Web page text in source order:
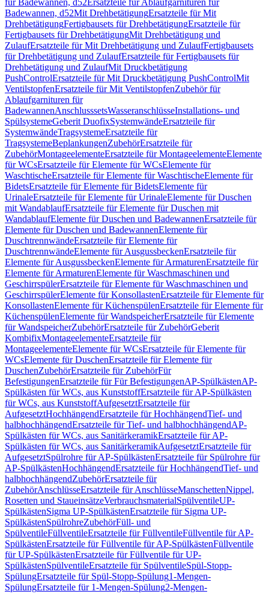
für Badewannen, d52Ersatzteile für Ablaufgarnituren für
Badewannen, d52Mit DrehbetätigungErsatzteile für Mit
DrehbetätigungFertigbausets für DrehbetätigungErsatzteile für
Fertigbausets für DrehbetätigungMit Drehbetätigung und
ZulaufErsatzteile für Mit Drehbetätigung und ZulaufFertigbausets
für Drehbetätigung und ZulaufErsatzteile für Fertigbausets für
Drehbetätigung und ZulaufMit Druckbetätigung
PushControlErsatzteile für Mit Druckbetätigung PushControlMit
VentilstopfenErsatzteile für Mit VentilstopfenZubehör für
Ablaufgarnituren für
BadewannenAnschlusssetsWasseranschlüsseInstallations- und
SpülsystemeGeberit DuofixSystemwändeErsatzteile für
SystemwändeTragsystemeErsatzteile für
TragsystemeBeplankungenZubehörErsatzteile für
ZubehörMontageelementeErsatzteile für MontageelementeElemente
für WCsErsatzteile für Elemente für WCsElemente für
WaschtischeErsatzteile für Elemente für WaschtischeElemente für
BidetsErsatzteile für Elemente für BidetsElemente für
UrinaleErsatzteile für Elemente für UrinaleElemente für Duschen
mit WandablaufErsatzteile für Elemente für Duschen mit
WandablaufElemente für Duschen und BadewannenErsatzteile für
Elemente für Duschen und BadewannenElemente für
DuschtrennwändeErsatzteile für Elemente für
DuschtrennwändeElemente für AusgussbeckenErsatzteile für
Elemente für AusgussbeckenElemente für ArmaturenErsatzteile für
Elemente für ArmaturenElemente für Waschmaschinen und
GeschirrspülerErsatzteile für Elemente für Waschmaschinen und
GeschirrspülerElemente für KonsollastenErsatzteile für Elemente für
KonsollastenElemente für KüchenspülenErsatzteile für Elemente für
KüchenspülenElemente für WandspeicherErsatzteile für Elemente
für WandspeicherZubehörErsatzteile für ZubehörGeberit
KombifixMontageelementeErsatzteile für
MontageelementeElemente für WCsErsatzteile für Elemente für
WCsElemente für DuschenErsatzteile für Elemente für
DuschenZubehörErsatzteile für ZubehörFür
BefestigungenErsatzteile für Für BefestigungenAP-SpülkästenAP-
Spülkästen für WCs, aus KunststoffErsatzteile für AP-Spülkästen
für WCs, aus KunststoffAufgesetztErsatzteile für
AufgesetztHochhängendErsatzteile für HochhängendTief- und
halbhochhängendErsatzteile für Tief- und halbhochhängendAP-
Spülkästen für WCs, aus SanitärkeramikErsatzteile für AP-
Spülkästen für WCs, aus SanitärkeramikAufgesetztErsatzteile für
AufgesetztSpülrohre für AP-SpülkästenErsatzteile für Spülrohre für
AP-SpülkästenHochhängendErsatzteile für HochhängendTief- und
halbhochhängendZubehörErsatzteile für
ZubehörAnschlüsseErsatzteile für AnschlüsseManschettenNippel,
Rosetten und StaueinsätzeVerbrauchsmaterialSpülventileUP-
SpülkästenSigma UP-SpülkästenErsatzteile für Sigma UP-
SpülkästenSpülrohreZubehörFüll- und
SpülventileFüllventileErsatzteile für FüllventileFüllventile für AP-
SpülkästenErsatzteile für Füllventile für AP-SpülkästenFüllventile
für UP-SpülkästenErsatzteile für Füllventile für UP-
SpülkästenSpülventileErsatzteile für SpülventileSpül-Stopp-
SpülungErsatzteile für Spül-Stopp-Spülung1-Mengen-
SpülungErsatzteile für 1-Mengen-Spülung2-Mengen-